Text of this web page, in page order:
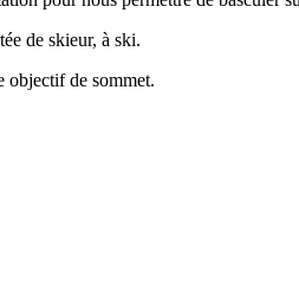
de skieur, à ski.
objectif de sommet.